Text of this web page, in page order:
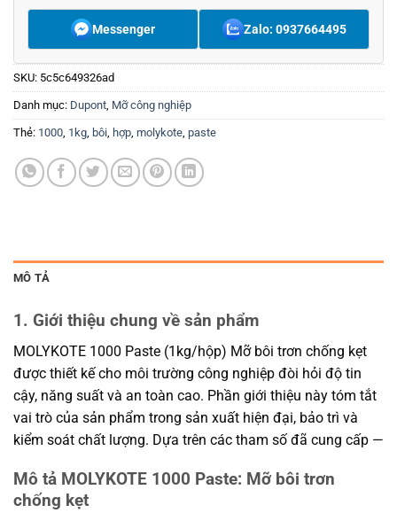
Messenger Zalo: 0937664495
SKU: 5c5c649326ad
Danh mục: Dupont, Mỡ công nghiệp
Thẻ: 1000, 1kg, bôi, hợp, molykote, paste
MÔ TẢ
1. Giới thiệu chung về sản phẩm
MOLYKOTE 1000 Paste (1kg/hộp) Mỡ bôi trơn chống kẹt
được thiết kế cho môi trường công nghiệp đòi hỏi độ tin
cậy, năng suất và an toàn cao. Phần giới thiệu này tóm tắt
vai trò của sản phẩm trong sản xuất hiện đại, bảo trì và
kiểm soát chất lượng. Dựa trên các tham số đã cung cấp —
Mô tả MOLYKOTE 1000 Paste: Mỡ bôi trơn
chống kẹt